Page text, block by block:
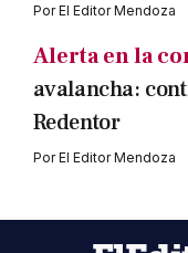
PorEl Editor Mendoza
Alerta en la
avalancha:
Redentor
PorEl Editor Mendoza